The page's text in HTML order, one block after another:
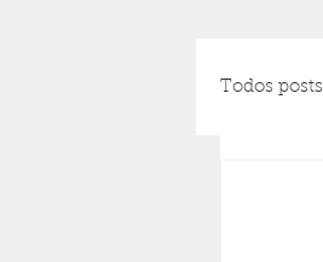
Todos posts